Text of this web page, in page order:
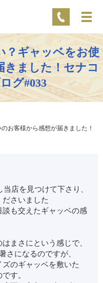
？ギャッベをお使
きました！セナコ
グ#033
お客様から感想が届きました！
店を見つけて下さり、
さいました
も交えたギャッベの感
まさにという感じで、
さになるのですが、
のギャッベを敷いた
す。